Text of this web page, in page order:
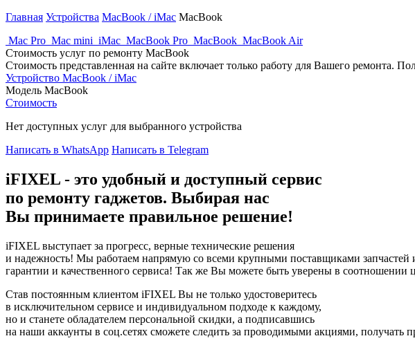
Главная Устройства MacBook / iMac MacBook
Mac Pro Mac mini iMac MacBook Pro MacBook MacBook Air
Стоимость услуг по ремонту MacBook
Стоимость представленная на сайте включает только работу для Вашего ремонта.
Устройство MacBook / iMac
Модель MacBook
Стоимость
Нет доступных услуг для выбранного устройства
Написать в WhatsApp Написать в Telegram
iFIXEL - это удобный и доступный сервис
по ремонту гаджетов. Выбирая нас
Вы принимаете правильное решение!
iFIXEL выступает за прогресс, верные технические решения
и надежность! Мы работаем напрямую со всеми крупными поставщиками
гарантии и качественного сервиса! Так же Вы можете быть уверены в соотношении
Став постоянным клиентом iFIXEL Вы не только удостоверитесь
в исключительном сервисе и индивидуальном подходе к каждому,
но и станете обладателем персональной скидки, а подписавшись
на наши аккаунты в соц.сетях сможете следить за проводимыми акциями, получать